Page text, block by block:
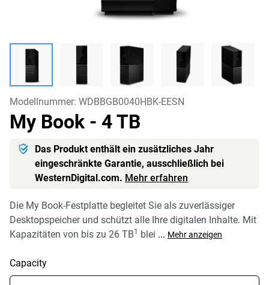
Modellnummer: WDBBGB0040HBK-EESN
My Book - 4 TB
Das Produkt enthält ein zusätzliches Jahr
eingeschränkte Garantie, ausschließlich bei
WesternDigital.com. Mehr erfahren
Die My Book-Festplatte begleitet Sie als zuverlässiger
Desktopspeicher und schützt alle Ihre digitalen Inhalte. Mit
Kapazitäten von bis zu 26 TB1 blei ... Mehr anzeigen
Capacity